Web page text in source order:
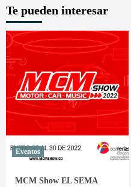
450
REPLICA
GANA
BORDE
MÁS
AFILADO
entradas
Te pueden interesar
Eventos
MCM Show EL SEMA